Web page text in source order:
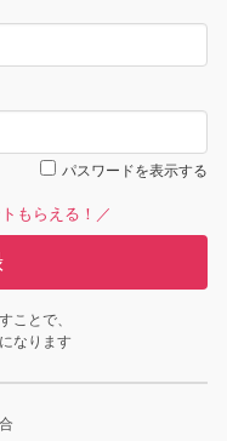
パスワードを表示する
もらえる！／
ことで、
なります